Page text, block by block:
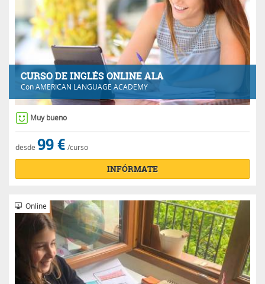
CURSO DE INGLÉS ONLINE ALA
ConAMERICAN LANGUAGE ACADEMY
Muy bueno
desde 99 € /curso
INFÓRMATE
Online